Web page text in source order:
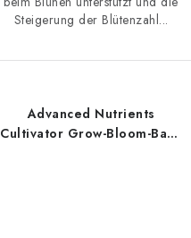
Steigerung der Blütenzahl...
Advanced Nutrients
Cultivator Grow-Bloom-Base